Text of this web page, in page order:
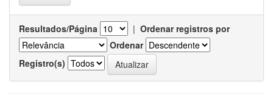
Resultados/Página | Ordenar registros por
Ordenar
Registro(s)